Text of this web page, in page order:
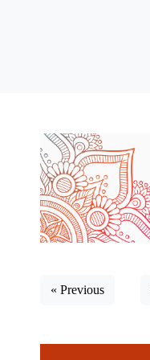
« Previous